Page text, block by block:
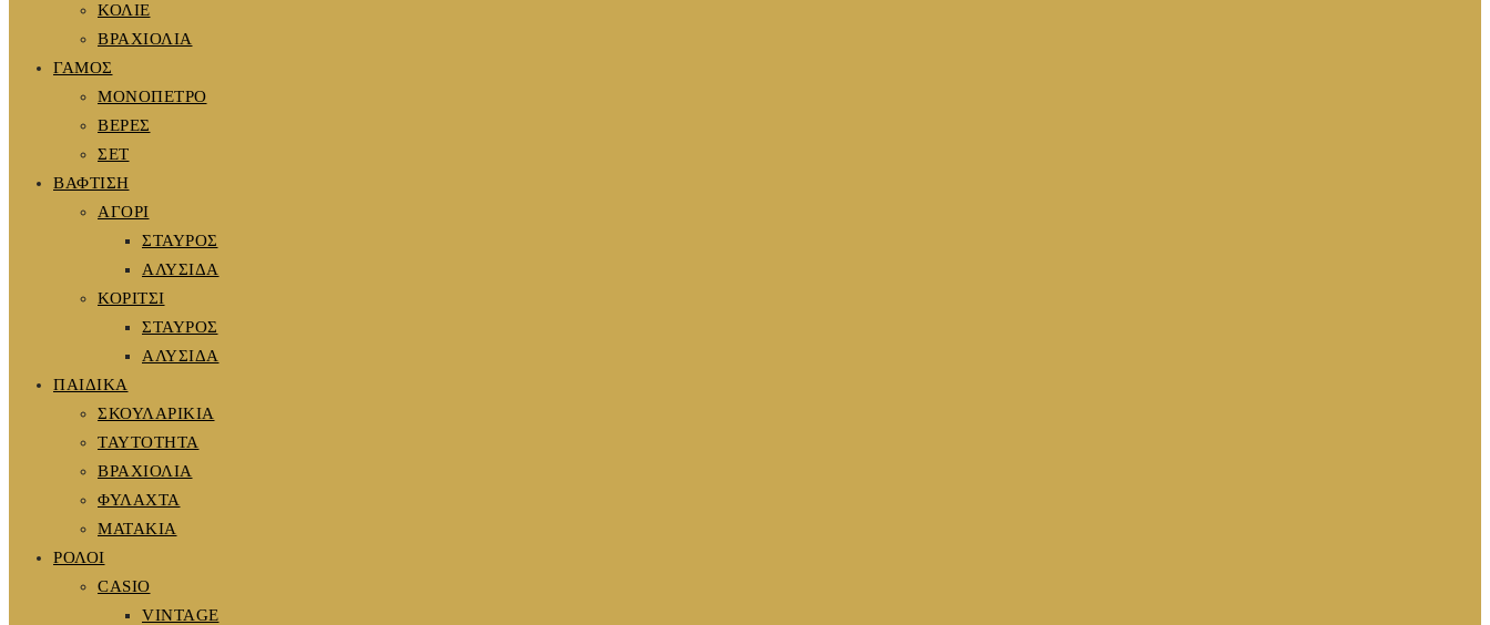
ΚΟΛΙΕ
ΒΡΑΧΙΟΛΙΑ
ΓΑΜΟΣ
ΜΟΝΟΠΕΤΡΟ
ΒΕΡΕΣ
ΣΕΤ
ΒΑΦΤΙΣΗ
ΑΓΟΡΙ
ΣΤΑΥΡΟΣ
ΑΛΥΣΙΔΑ
ΚΟΡΙΤΣΙ
ΣΤΑΥΡΟΣ
ΑΛΥΣΙΔΑ
ΠΑΙΔΙΚΑ
ΣΚΟΥΛΑΡΙΚΙΑ
ΤΑΥΤΟΤΗΤΑ
ΒΡΑΧΙΟΛΙΑ
ΦΥΛΑΧΤΑ
ΜΑΤΑΚΙΑ
ΡΟΛΟΙ
CASIO
VINTAGE